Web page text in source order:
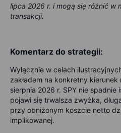
lipca 2026 r. i mogą się różnić w
transakcji.
Komentarz do strategii:
Wyłącznie w celach
zakładem na konkretny kierunek
sierpnia 2026 r. SPY nie spadnie
pojawi się trwalsza zwyżka,
przy obniżonym koszcie netto
implikowanej.